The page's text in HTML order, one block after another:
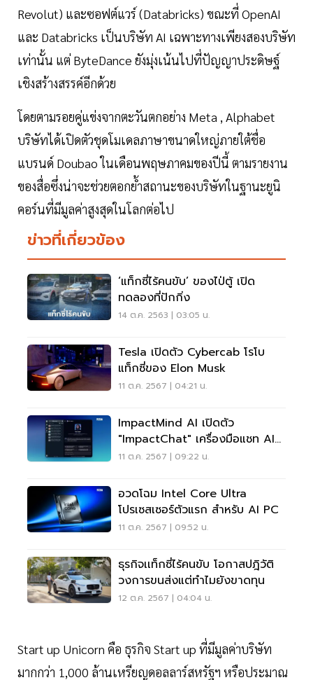
Revolut) และซอฟต์แวร์ (Databricks) ขณะที่ OpenAI
และ Databricks เป็นบริษัท AI เฉพาะทางเพียงสองบริษัท
เท่านั้น แต่ ByteDance ยังมุ่งเน้นไปที่ปัญญาประดิษฐ์
เชิงสร้างสรรค์อีกด้วย
โดยตามรอยคู่แข่งจากตะวันตกอย่าง Meta , Alphabet
บริษัทได้เปิดตัวชุดโมเดลภาษาขนาดใหญ่ภายใต้ชื่อ
แบรนด์ Doubao ในเดือนพฤษภาคมของปีนี้ ตามรายงาน
ของสื่อซึ่งน่าจะช่วยตอกย้ำสถานะของบริษัทในฐานะยูนิ
คอร์นที่มีมูลค่าสูงสุดในโลกต่อไป
ข่าวที่เกี่ยวข้อง
‘แท็กซี่ไร้คนขับ’ ของไป่ตู้ เปิด
ทดลองที่ปักกิ่ง
14 ต.ค. 2563 | 03:05 น.
Tesla เปิดตัว Cybercab โรโบ
แท็กซี่ของ Elon Musk
11 ต.ค. 2567 | 04:21 น.
ImpactMind AI เปิดตัว
"ImpactChat" เครื่องมือแชท AI
แบบ Multi Agents
11 ต.ค. 2567 | 09:22 น.
อวดโฉม Intel Core Ultra
โปรเซสเซอร์ตัวแรก สำหรับ AI PC
11 ต.ค. 2567 | 09:52 น.
ธุรกิจเเท็กซี่ไร้คนขับ โอกาสปฎิวัติ
วงการขนส่งแต่ทำไมยังขาดทุน
12 ต.ค. 2567 | 04:04 น.
Start up Unicorn คือ ธุรกิจ Start up ที่มีมูลค่าบริษัท
มากกว่า 1,000 ล้านเหรียญดอลลาร์สหรัฐฯ หรือประมาณ